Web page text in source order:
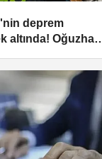
deprem
altında! Oğuzhan